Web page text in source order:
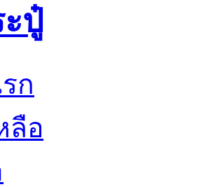
ปู๋
ก
ลือ